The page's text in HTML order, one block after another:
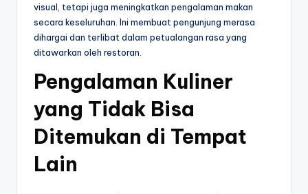
visual, tetapi juga meningkatkan pengalaman makan
secara keseluruhan. Ini membuat pengunjung merasa
dihargai dan terlibat dalam petualangan rasa yang
ditawarkan oleh restoran.
Pengalaman Kuliner
yang Tidak Bisa
Ditemukan di Tempat
Lain